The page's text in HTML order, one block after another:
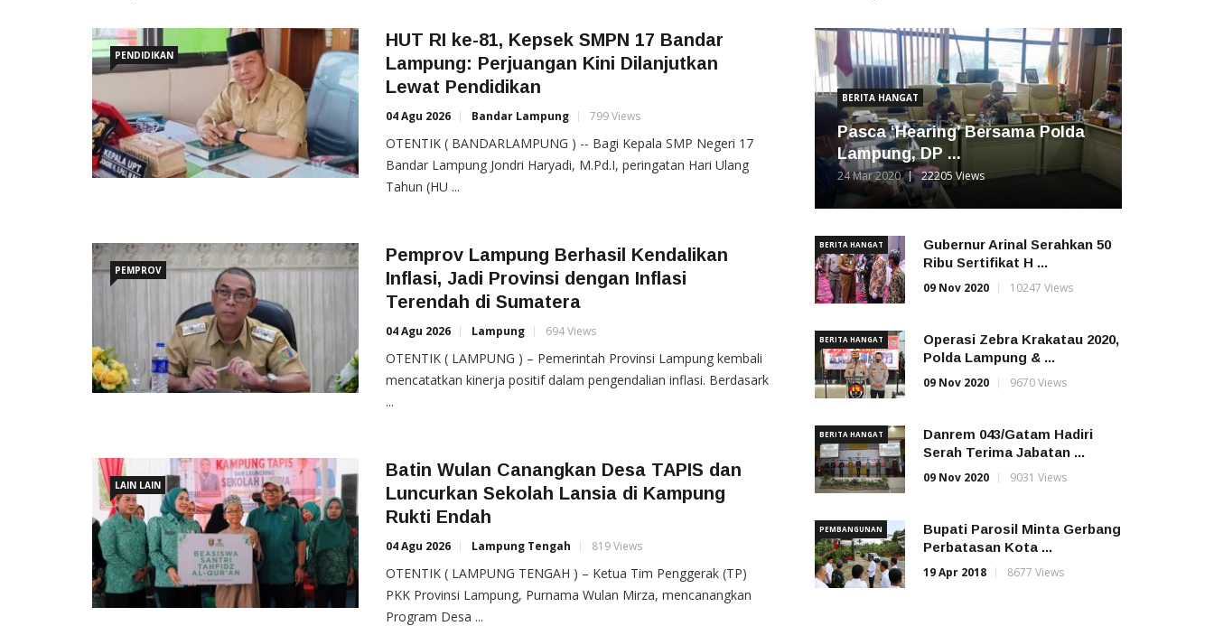
PENDIDIKAN
HUT RI ke-81, Kepsek SMPN 17 Bandar
Lampung: Perjuangan Kini Dilanjutkan
Lewat Pendidikan
04 Agu 2026 Bandar Lampung 799 Views
OTENTIK ( BANDARLAMPUNG ) -- Bagi Kepala SMP Negeri 17
Bandar Lampung Jondri Haryadi, M.Pd.I, peringatan Hari Ulang
Tahun (HU ...
PEMPROV
Pemprov Lampung Berhasil Kendalikan
Inflasi, Jadi Provinsi dengan Inflasi
Terendah di Sumatera
04 Agu 2026 Lampung 694 Views
OTENTIK ( LAMPUNG ) – Pemerintah Provinsi Lampung kembali
mencatatkan kinerja positif dalam pengendalian inflasi. Berdasark
...
LAIN LAIN
Batin Wulan Canangkan Desa TAPIS dan
Luncurkan Sekolah Lansia di Kampung
Rukti Endah
04 Agu 2026 Lampung Tengah 819 Views
OTENTIK ( LAMPUNG TENGAH ) – Ketua Tim Penggerak (TP)
PKK Provinsi Lampung, Purnama Wulan Mirza, mencanangkan
Program Desa ...
BERITA HANGAT
Pasca ‘Hearing’ Bersama Polda
Lampung, DP ...
24 Mar 2020 22205 Views
BERITA HANGAT
Gubernur Arinal Serahkan 50
Ribu Sertifikat H ...
09 Nov 2020
10247 Views
BERITA HANGAT
Operasi Zebra Krakatau 2020,
Polda Lampung & ...
09 Nov 2020
9670 Views
BERITA HANGAT
Danrem 043/Gatam Hadiri
Serah Terima Jabatan ...
09 Nov 2020
9031 Views
PEMBANGUNAN
Bupati Parosil Minta Gerbang
Perbatasan Kota ...
19 Apr 2018
8677 Views